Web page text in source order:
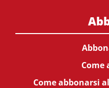
Come
Come abbonarsi